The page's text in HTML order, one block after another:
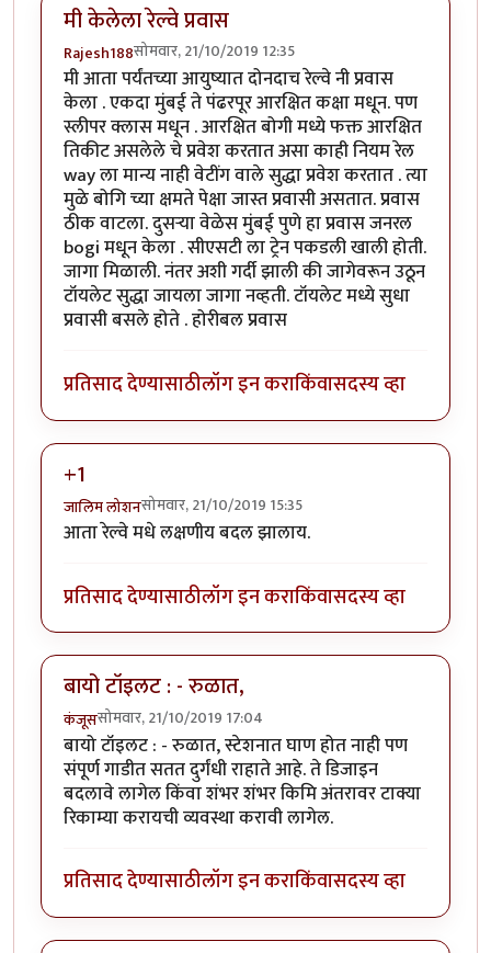
मी केलेला रेल्वे प्रवास
Rajesh188सोमवार, 21/10/2019 12:35
मी आता पर्यंतच्या आयुष्यात दोनदाच रेल्वे नी प्रवास
केला . एकदा मुंबई ते पंढरपूर आरक्षित कक्षा मधून. पण
स्लीपर क्लास मधून . आरक्षित बोगी मध्ये फक्त आरक्षित
तिकीट असलेले चे प्रवेश करतात असा काही नियम रेल
way ला मान्य नाही वेटींग वाले सुद्धा प्रवेश करतात . त्या
मुळे बोगि च्या क्षमते पेक्षा जास्त प्रवासी असतात. प्रवास
ठीक वाटला. दुसऱ्या वेळेस मुंबई पुणे हा प्रवास जनरल
bogi मधून केला . सीएसटी ला ट्रेन पकडली खाली होती.
जागा मिळाली. नंतर अशी गर्दी झाली की जागेवरून उठून
टॉयलेट सुद्धा जायला जागा नव्हती. टॉयलेट मध्ये सुधा
प्रवासी बसले होते . होरीबल प्रवास
प्रतिसाद देण्यासाठीलॉग इन कराकिंवासदस्य व्हा
+1
जालिम लोशनसोमवार, 21/10/2019 15:35
आता रेल्वे मधे लक्षणीय बदल झालाय.
प्रतिसाद देण्यासाठीलॉग इन कराकिंवासदस्य व्हा
बायो टॉइलट : - रुळात,
कंजूससोमवार, 21/10/2019 17:04
बायो टॉइलट : - रुळात, स्टेशनात घाण होत नाही पण
संपूर्ण गाडीत सतत दुर्गंधी राहाते आहे. ते डिजाइन
बदलावे लागेल किंवा शंभर शंभर किमि अंतरावर टाक्या
रिकाम्या करायची व्यवस्था करावी लागेल.
प्रतिसाद देण्यासाठीलॉग इन कराकिंवासदस्य व्हा